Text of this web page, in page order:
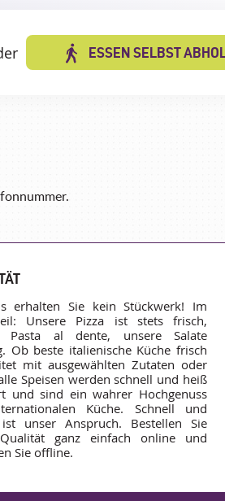
ESSEN SELBST
erhalten Sie kein Stückwerk! Im
Unsere Pizza ist stets frisch,
Pasta al dente, unsere Salate
Ob beste italienische Küche frisch
mit ausgewählten Zutaten oder
Speisen werden schnell und heiß
und sind ein wahrer Hochgenuss
Küche. Schnell und
unser Anspruch. Bestellen Sie
ganz einfach online und
Sie offline.